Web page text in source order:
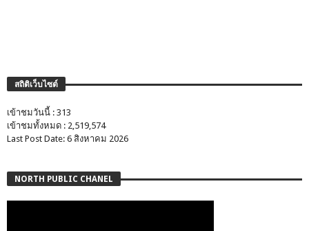
สถิติเว็บไซต์
เข้าชมวันนี้ : 313
เข้าชมทั้งหมด : 2,519,574
Last Post Date: 6 สิงหาคม 2026
NORTH PUBLIC CHANEL